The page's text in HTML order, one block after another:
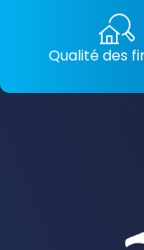
Qualité des